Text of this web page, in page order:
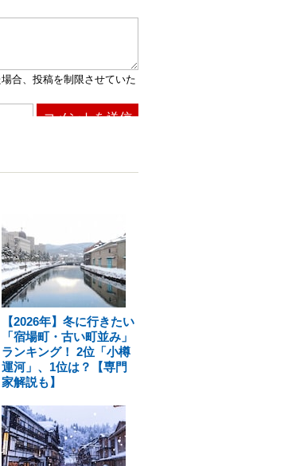
【2026年】冬に行きたい
「宿場町・古い町並み」
ランキング！ 2位「小樽
運河」、1位は？【専門
家解説も】